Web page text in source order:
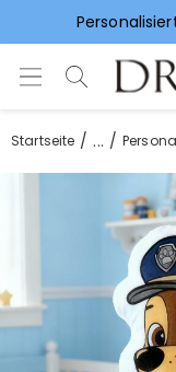
Startseite ...